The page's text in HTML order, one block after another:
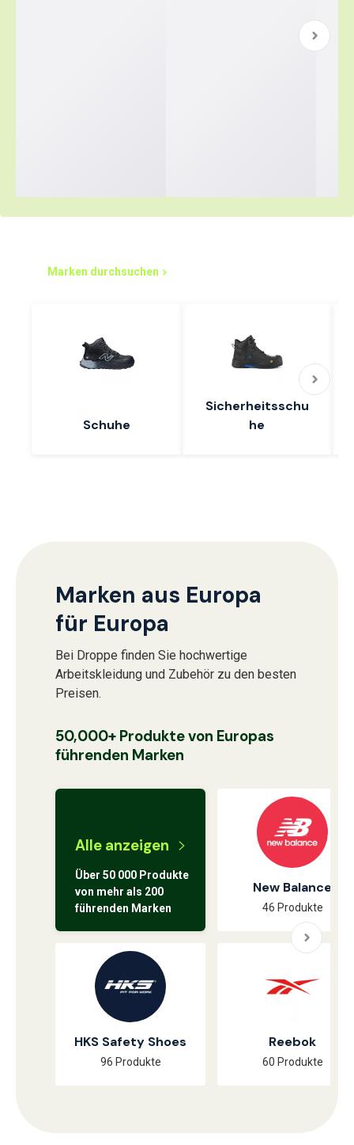
Marken durchsuchen
Schuhe
Sicherheitsschu
he
Marken aus Europa
für Europa
Bei Droppe finden Sie hochwertige
Arbeitskleidung und Zubehör zu den besten
Preisen.
50,000+ Produkte von Europas
führenden Marken
Alle anzeigen
Über 50 000 Produkte
von mehr als 200
führenden Marken
New Balance
46 Produkte
HKS Safety Shoes
96 Produkte
Reebok
60 Produkte